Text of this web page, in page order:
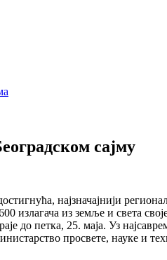
сајму
најзначајнији
излагача из земље и света
до петка, 25. маја. Уз
просвете, науке и